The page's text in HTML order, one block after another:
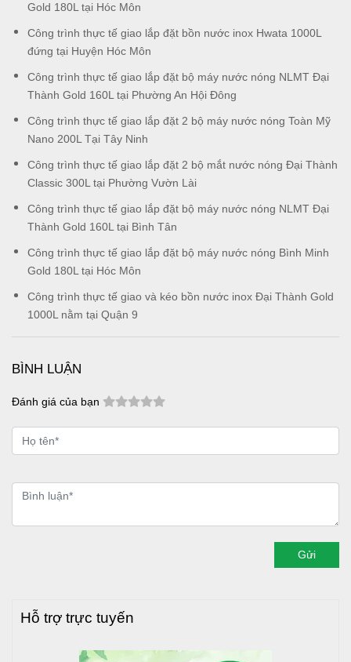
Gold 180L tại Hóc Môn
Công trình thực tế giao lắp đặt bồn nước inox Hwata 1000L
đứng tại Huyện Hóc Môn
Công trình thực tế giao lắp đặt bộ máy nước nóng NLMT Đại
Thành Gold 160L tại Phường An Hội Đông
Công trình thực tế giao lắp đặt 2 bộ máy nước nóng Toàn Mỹ
Nano 200L Tại Tây Ninh
Công trình thực tế giao lắp đặt 2 bộ mắt nước nóng Đại Thành
Classic 300L tại Phường Vườn Lài
Công trình thực tế giao lắp đặt bộ máy nước nóng NLMT Đại
Thành Gold 160L tại Bình Tân
Công trình thực tế giao lắp đặt bộ máy nước nóng Bình Minh
Gold 180L tại Hóc Môn
Công trình thực tế giao và kéo bồn nước inox Đại Thành Gold
1000L nằm tại Quận 9
BÌNH LUẬN
Đánh giá của bạn
Gửi
Hỗ trợ trực tuyến